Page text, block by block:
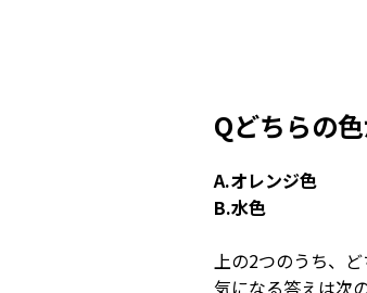
Qどちらの
A.オレンジ色
B.水色
上の2つのうち、
気になる答えは次